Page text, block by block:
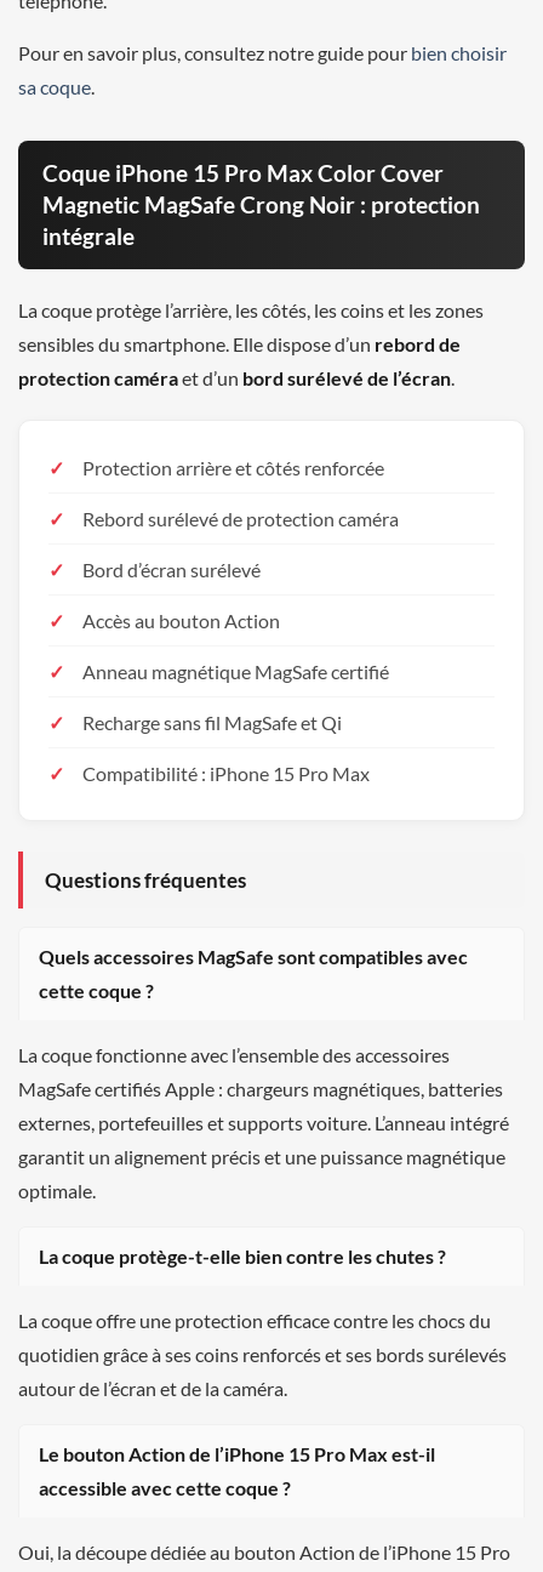
Pour en savoir plus, consultez notre guide pour bien choisir
sa coque
Coque iPhone 15 Pro Max Color Cover
Magnetic MagSafe Crong Noir : protection
intégrale
La coque protège l’arrière, les côtés, les coins et les zones
sensibles du smartphone. Elle dispose d’un rebord de
protection caméraet d’un bord surélevé de l’écran
Protection arrière et côtés renforcée
Rebord surélevé de protection caméra
Bord d’écran surélevé
Accès au bouton Action
Anneau magnétique MagSafe certifié
Recharge sans fil MagSafe et Qi
Compatibilité : iPhone 15 Pro Max
Questions fréquentes
Quels accessoires MagSafe sont compatibles avec
cette coque ?
La coque fonctionne avec l’ensemble des accessoires
MagSafe certifiés Apple : chargeurs magnétiques, batteries
externes, portefeuilles et supports voiture. L’anneau intégré
garantit un alignement précis et une puissance magnétique
optimale.
La coque protège-t-elle bien contre les chutes ?
La coque offre une protection efficace contre les chocs du
quotidien grâce à ses coins renforcés et ses bords surélevés
autour de l’écran et de la caméra.
Le bouton Action de l’iPhone 15 Pro Max est-il
accessible avec cette coque ?
Oui, la découpe dédiée au bouton Action de l’iPhone 15 Pro